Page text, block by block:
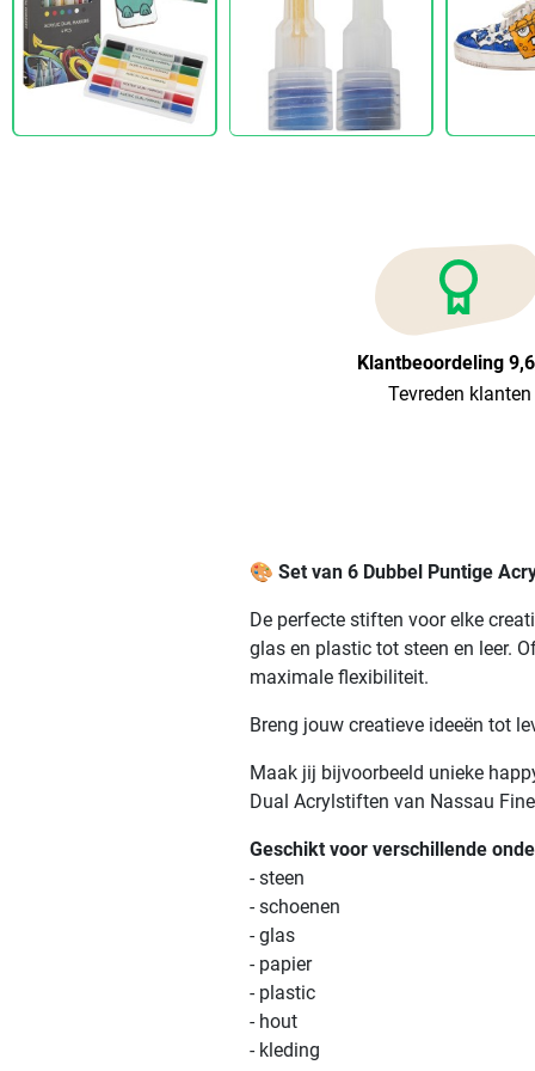
Klantbeoordeling
Tevreden klanten
🎨 Set van 6 Dubbel Puntige
De perfecte stiften voor elke
glas en plastic tot steen en leer.
maximale flexibiliteit.
Breng jouw creatieve ideeën tot
Maak jij bijvoorbeeld unieke
Dual Acrylstiften van Nassau
Geschikt voor verschillende
- steen
- schoenen
- glas
- papier
- plastic
- hout
- kleding